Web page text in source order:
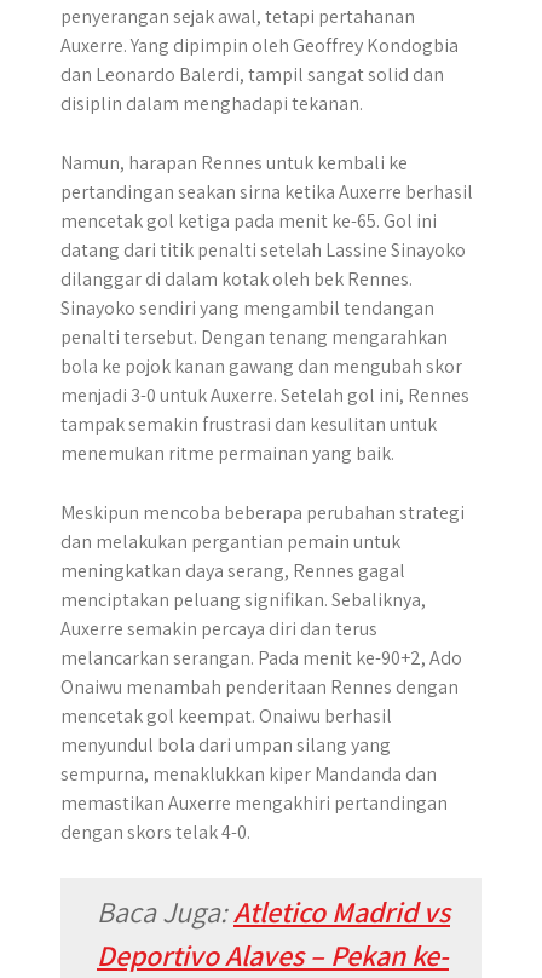
penyerangan sejak awal, tetapi pertahanan
Auxerre. Yang dipimpin oleh Geoffrey Kondogbia
dan Leonardo Balerdi, tampil sangat solid dan
disiplin dalam menghadapi tekanan.
Namun, harapan Rennes untuk kembali ke
pertandingan seakan sirna ketika Auxerre berhasil
mencetak gol ketiga pada menit ke-65. Gol ini
datang dari titik penalti setelah Lassine Sinayoko
dilanggar di dalam kotak oleh bek Rennes.
Sinayoko sendiri yang mengambil tendangan
penalti tersebut. Dengan tenang mengarahkan
bola ke pojok kanan gawang dan mengubah skor
menjadi 3-0 untuk Auxerre. Setelah gol ini, Rennes
tampak semakin frustrasi dan kesulitan untuk
menemukan ritme permainan yang baik.
Meskipun mencoba beberapa perubahan strategi
dan melakukan pergantian pemain untuk
meningkatkan daya serang, Rennes gagal
menciptakan peluang signifikan. Sebaliknya,
Auxerre semakin percaya diri dan terus
melancarkan serangan. Pada menit ke-90+2, Ado
Onaiwu menambah penderitaan Rennes dengan
mencetak gol keempat. Onaiwu berhasil
menyundul bola dari umpan silang yang
sempurna, menaklukkan kiper Mandanda dan
memastikan Auxerre mengakhiri pertandingan
dengan skors telak 4-0.
Baca Juga:Atletico Madrid vs
Deportivo Alaves – Pekan ke-